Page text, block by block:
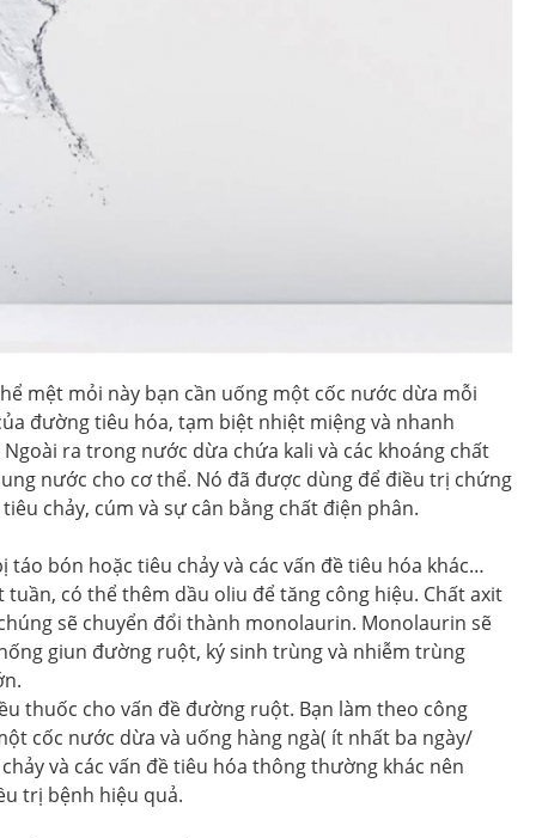
mệt mỏi này bạn cần uống một cốc nước dừa mỗi
đường tiêu hóa, tạm biệt nhiệt miệng và nhanh
ra trong nước dừa chứa kali và các khoáng chất
nước cho cơ thể. Nó đã được dùng để điều trị chứng
chảy, cúm và sự cân bằng chất điện phân.
táo bón hoặc tiêu chảy và các vấn đề tiêu hóa khác…
có thể thêm dầu oliu để tăng công hiệu. Chất axit
sẽ chuyển đổi thành monolaurin. Monolaurin sẽ
giun đường ruột, ký sinh trùng và nhiễm trùng
thuốc cho vấn đề đường ruột. Bạn làm theo công
cốc nước dừa và uống hàng ngà( ít nhất ba ngày/
và các vấn đề tiêu hóa thông thường khác nên
trị bệnh hiệu quả.